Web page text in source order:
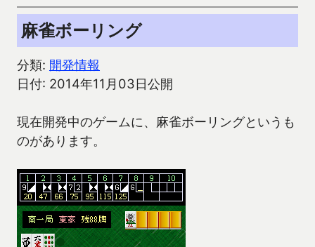
麻雀ボーリング
分類: 開発情報
日付: 2014年11月03日公開
現在開発中のゲームに、麻雀ボーリングというも
のがあります。